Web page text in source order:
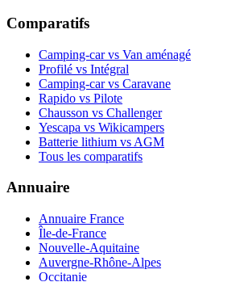
Comparatifs
Camping-car vs Van aménagé
Profilé vs Intégral
Camping-car vs Caravane
Rapido vs Pilote
Chausson vs Challenger
Yescapa vs Wikicampers
Batterie lithium vs AGM
Tous les comparatifs
Annuaire
Annuaire France
Île-de-France
Nouvelle-Aquitaine
Auvergne-Rhône-Alpes
Occitanie